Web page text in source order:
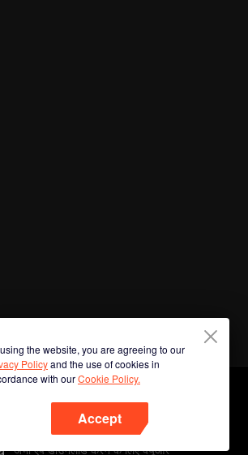
the website, you are agreeing to our
Policyand the use of cookies in
with ourCookie Policy.
Accept
अभी ऐप डाउनलोड करने के लिए क्यूआर